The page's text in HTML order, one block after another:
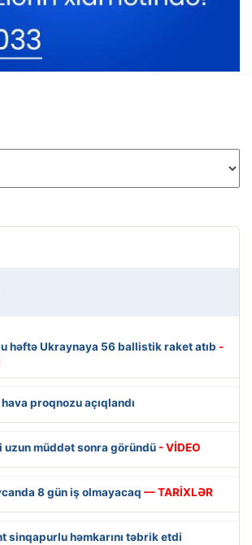
həftə Ukraynaya 56 ballistik raket atıb -
hava proqnozu açıqlandı
uzun müddət sonra göründü - VİDEO
8 gün iş olmayacaq — TARİXLƏR
sinqapurlu həmkarını təbrik etdi